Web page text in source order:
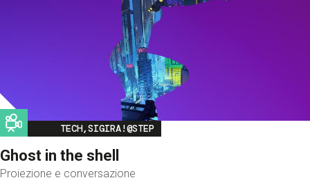
Image
TECH,SIGIRA!@STEP
Ghost in the shell
Proiezione e conversazione